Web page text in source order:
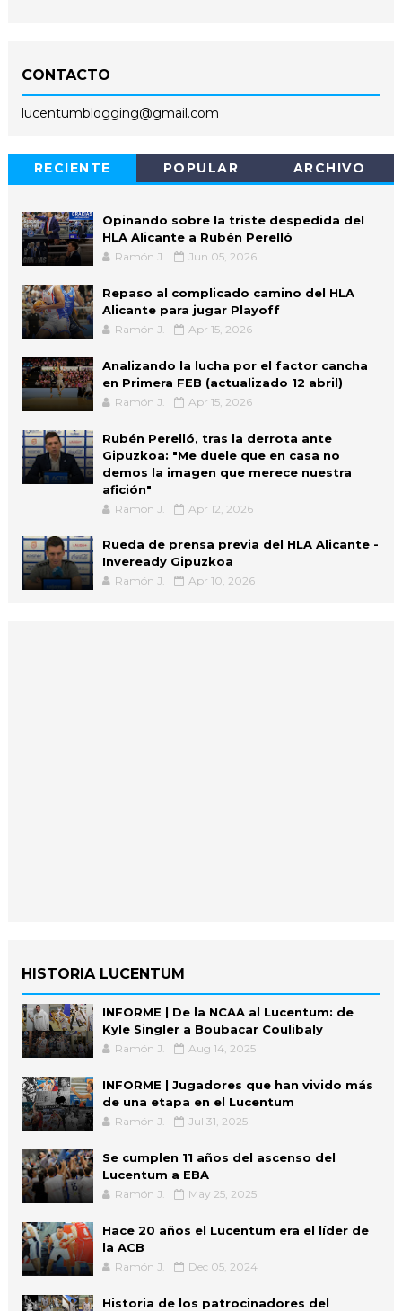
CONTACTO
lucentumblogging@gmail.com
RECIENTE POPULAR ARCHIVO
Opinando sobre la triste despedida del
HLA Alicante a Rubén Perelló
Ramón J. Jun 05, 2026
Repaso al complicado camino del HLA
Alicante para jugar Playoff
Ramón J. Apr 15, 2026
Analizando la lucha por el factor cancha
en Primera FEB (actualizado 12 abril)
Ramón J. Apr 15, 2026
Rubén Perelló, tras la derrota ante
Gipuzkoa: "Me duele que en casa no
demos la imagen que merece nuestra
afición"
Ramón J. Apr 12, 2026
Rueda de prensa previa del HLA Alicante -
Inveready Gipuzkoa
Ramón J. Apr 10, 2026
HISTORIA LUCENTUM
INFORME | De la NCAA al Lucentum: de
Kyle Singler a Boubacar Coulibaly
Ramón J. Aug 14, 2025
INFORME | Jugadores que han vivido más
de una etapa en el Lucentum
Ramón J. Jul 31, 2025
Se cumplen 11 años del ascenso del
Lucentum a EBA
Ramón J. May 25, 2025
Hace 20 años el Lucentum era el líder de
la ACB
Ramón J. Dec 05, 2024
Historia de los patrocinadores del